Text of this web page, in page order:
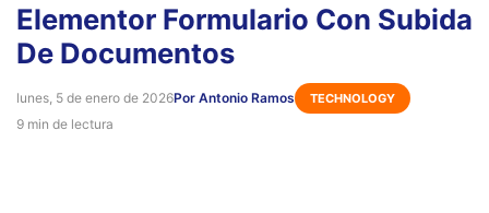
Elementor Formulario Con Subida
De Documentos
lunes, 5 de enero de 2026Por Antonio Ramos TECHNOLOGY
9 min de lectura